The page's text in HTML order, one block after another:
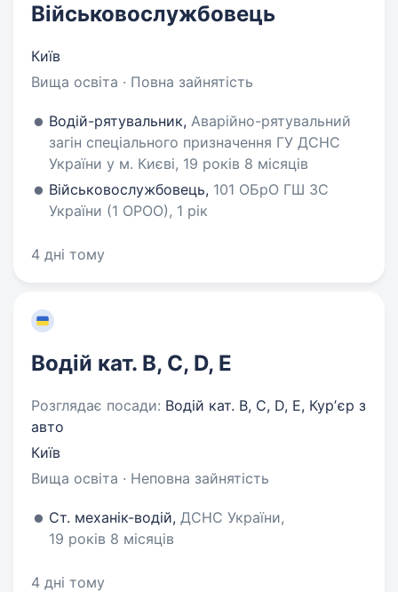
Військовослужбовець
Київ
Вища освіта · Повна зайнятість
Водій-рятувальник, Аварійно-рятувальний
загін спеціального призначення ГУ ДСНС
України у м. Києві, 19 років 8 місяців
Військовослужбовець, 101 ОБрО ГШ ЗС
України (1 ОРОО), 1 рік
4 дні тому
Водій кат. В, С, D, E
Розглядає посади: Водій кат. В, С, D, E, Курʼєр з
авто
Київ
Вища освіта · Неповна зайнятість
Ст. механік-водій, ДСНС України,
19 років 8 місяців
4 дні тому